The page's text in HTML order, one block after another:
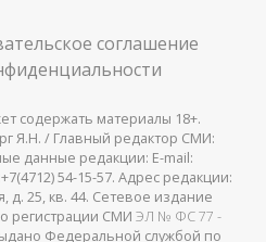
соглашение
содержать материалы 18+.
Я.Н. / Главный редактор СМИ:
данные редакции: E-mail:
54-15-57. Адрес редакции:
д. 25, кв. 44. Сетевое издание
регистрации СМИ ЭЛ № ФС 77 -
Федеральной службой по